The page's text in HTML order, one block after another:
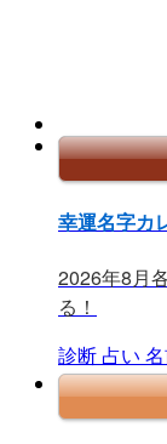
幸運名字カ
2026年8月
る！
診断 占い